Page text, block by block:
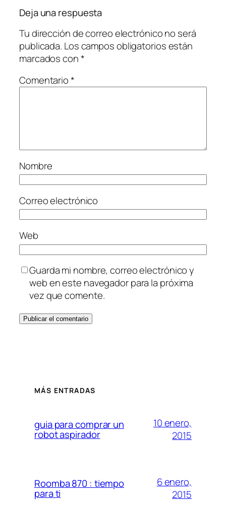
Deja una respuesta
Tu dirección de correo electrónico no será
publicada. Los campos obligatorios están
marcados con*
Comentario*
Nombre
Correo electrónico
Web
Guarda mi nombre, correo electrónico y
web en este navegador para la próxima
vez que comente.
MÁS ENTRADAS
guia para comprar un
robot aspirador
10 enero,
2015
Roomba 870 : tiempo
para ti
6 enero,
2015